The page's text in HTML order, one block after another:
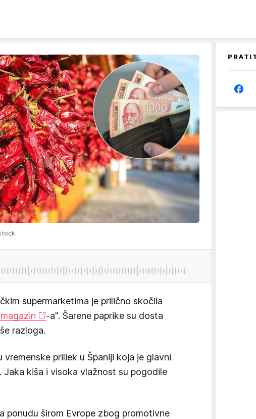
supermarketima je prilično skočila
-a". Šarene paprike su dosta
razloga.
vremenske priliek u Španiji koja je glavni
Jaka kiša i visoka vlažnost su pogodile
ponudu širom Evrope zbog promotivne